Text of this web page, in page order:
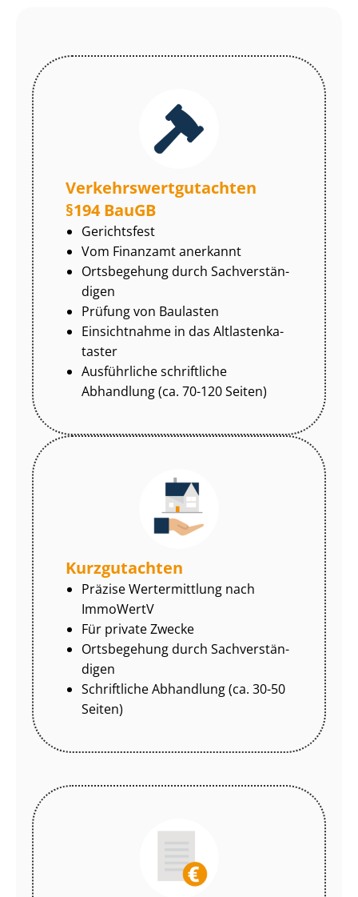
Ver­kehrs­wert­gut­ach­ten
§194 BauGB
Gerichtsfest
Vom Finanzamt anerkannt
Ortsbegehung durch Sach­ver­stän­
di­gen
Prüfung von Baulasten
Einsichtnahme in das Alt­las­ten­ka­
tas­ter
Ausführliche schriftliche
Abhandlung (ca. 70-120 Seiten)
Kurzgutachten
Präzise Wertermittlung nach
ImmoWertV
Für private Zwecke
Ortsbegehung durch Sach­ver­stän­
di­gen
Schriftliche Abhandlung (ca. 30-50
Seiten)